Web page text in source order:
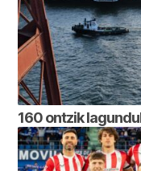
160 ontzik